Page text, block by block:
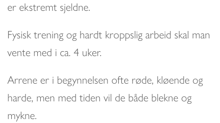
er ekstremt sjeldne.
Fysisk trening og hardt kroppslig arbeid skal man
vente med i ca. 4 uker.
Arrene er i begynnelsen ofte røde, kløende og
harde, men med tiden vil de både blekne og
mykne.